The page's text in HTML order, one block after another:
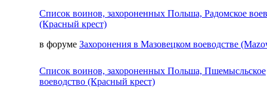
Список воинов, захороненных Польша, Радомское
(Красный крест)
в форуме Захоронения в Мазовецком воеводстве
Список воинов, захороненных Польша, Пшемысльское
воеводство (Красный крест)